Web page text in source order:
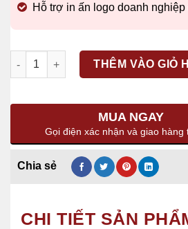
Hỗ trợ in ấn logo doanh nghiệp
Số lượng
THÊM VÀO GIỎ
MUA NGAY
Gọi điện xác nhận và giao hàng
CHI TIẾT SẢN